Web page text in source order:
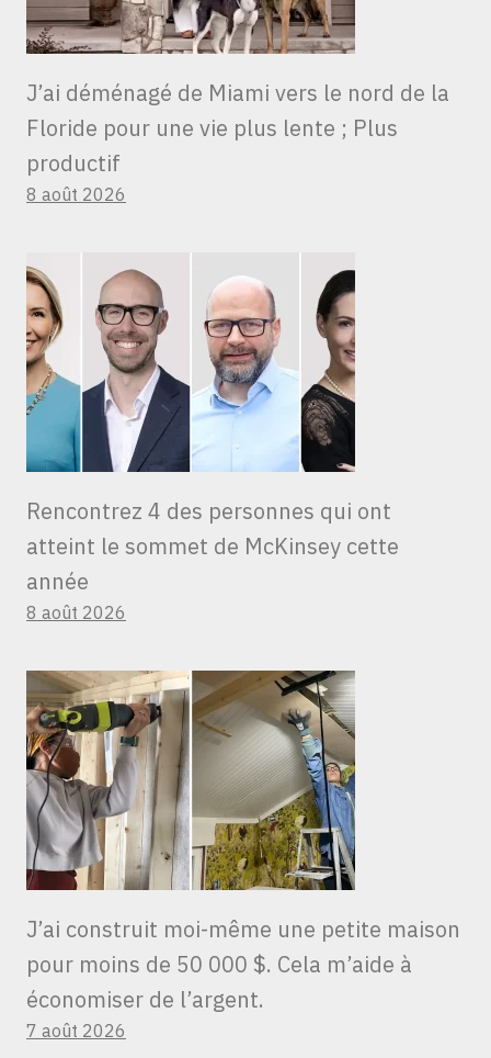
J’ai déménagé de Miami vers le nord de la
Floride pour une vie plus lente ; Plus
productif
8 août 2026
Rencontrez 4 des personnes qui ont
atteint le sommet de McKinsey cette
année
8 août 2026
J’ai construit moi-même une petite maison
pour moins de 50 000 $. Cela m’aide à
économiser de l’argent.
7 août 2026